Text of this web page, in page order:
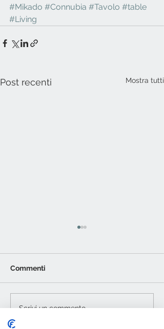
#Mikado #Connubia #Tavolo #table
#Living
Post recenti Mostra tutti
In - Side di Magis:
Commenti
Scrivi un commento...